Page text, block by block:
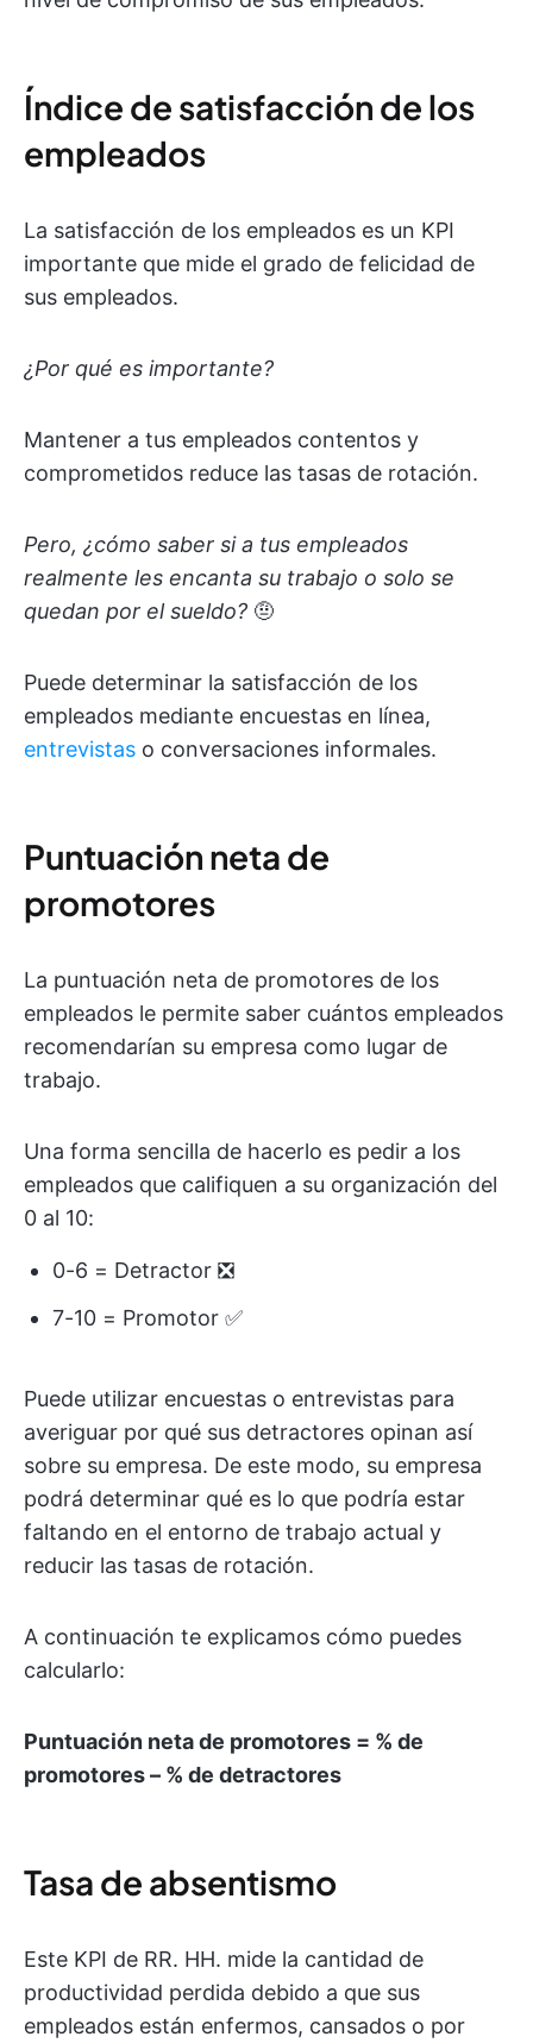
Índice de satisfacción de los
empleados
La satisfacción de los empleados es un KPI
importante que mide el grado de felicidad de
sus empleados.
¿Por qué es importante?
Mantener a tus empleados contentos y
comprometidos reduce las tasas de rotación.
Pero, ¿cómo saber si a tus empleados
realmente les encanta su trabajo o solo se
quedan por el sueldo? 🤨
Puede determinar la satisfacción de los
empleados mediante encuestas en línea,
entrevistas o conversaciones informales.
Puntuación neta de
promotores
La puntuación neta de promotores de los
empleados le permite saber cuántos empleados
recomendarían su empresa como lugar de
trabajo.
Una forma sencilla de hacerlo es pedir a los
empleados que califiquen a su organización del
0 al 10:
0-6 = Detractor ❎
7-10 = Promotor ✅
Puede utilizar encuestas o entrevistas para
averiguar por qué sus detractores opinan así
sobre su empresa. De este modo, su empresa
podrá determinar qué es lo que podría estar
faltando en el entorno de trabajo actual y
reducir las tasas de rotación.
A continuación te explicamos cómo puedes
calcularlo:
Puntuación neta de promotores = % de
promotores – % de detractores
Tasa de absentismo
Este KPI de RR. HH. mide la cantidad de
productividad perdida debido a que sus
empleados están enfermos, cansados o por